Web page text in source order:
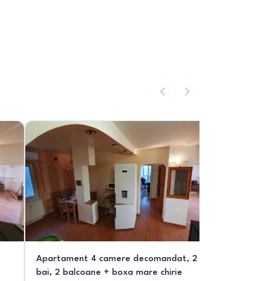
Apartament 4 camere decomandat, 2
bai, 2 balcoane + boxa mare chirie